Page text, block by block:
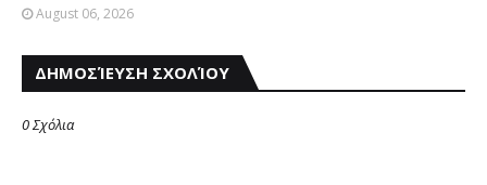
August 06, 2026
ΔΗΜΟΣΊΕΥΣΗ ΣΧΟΛΊΟΥ
0 Σχόλια